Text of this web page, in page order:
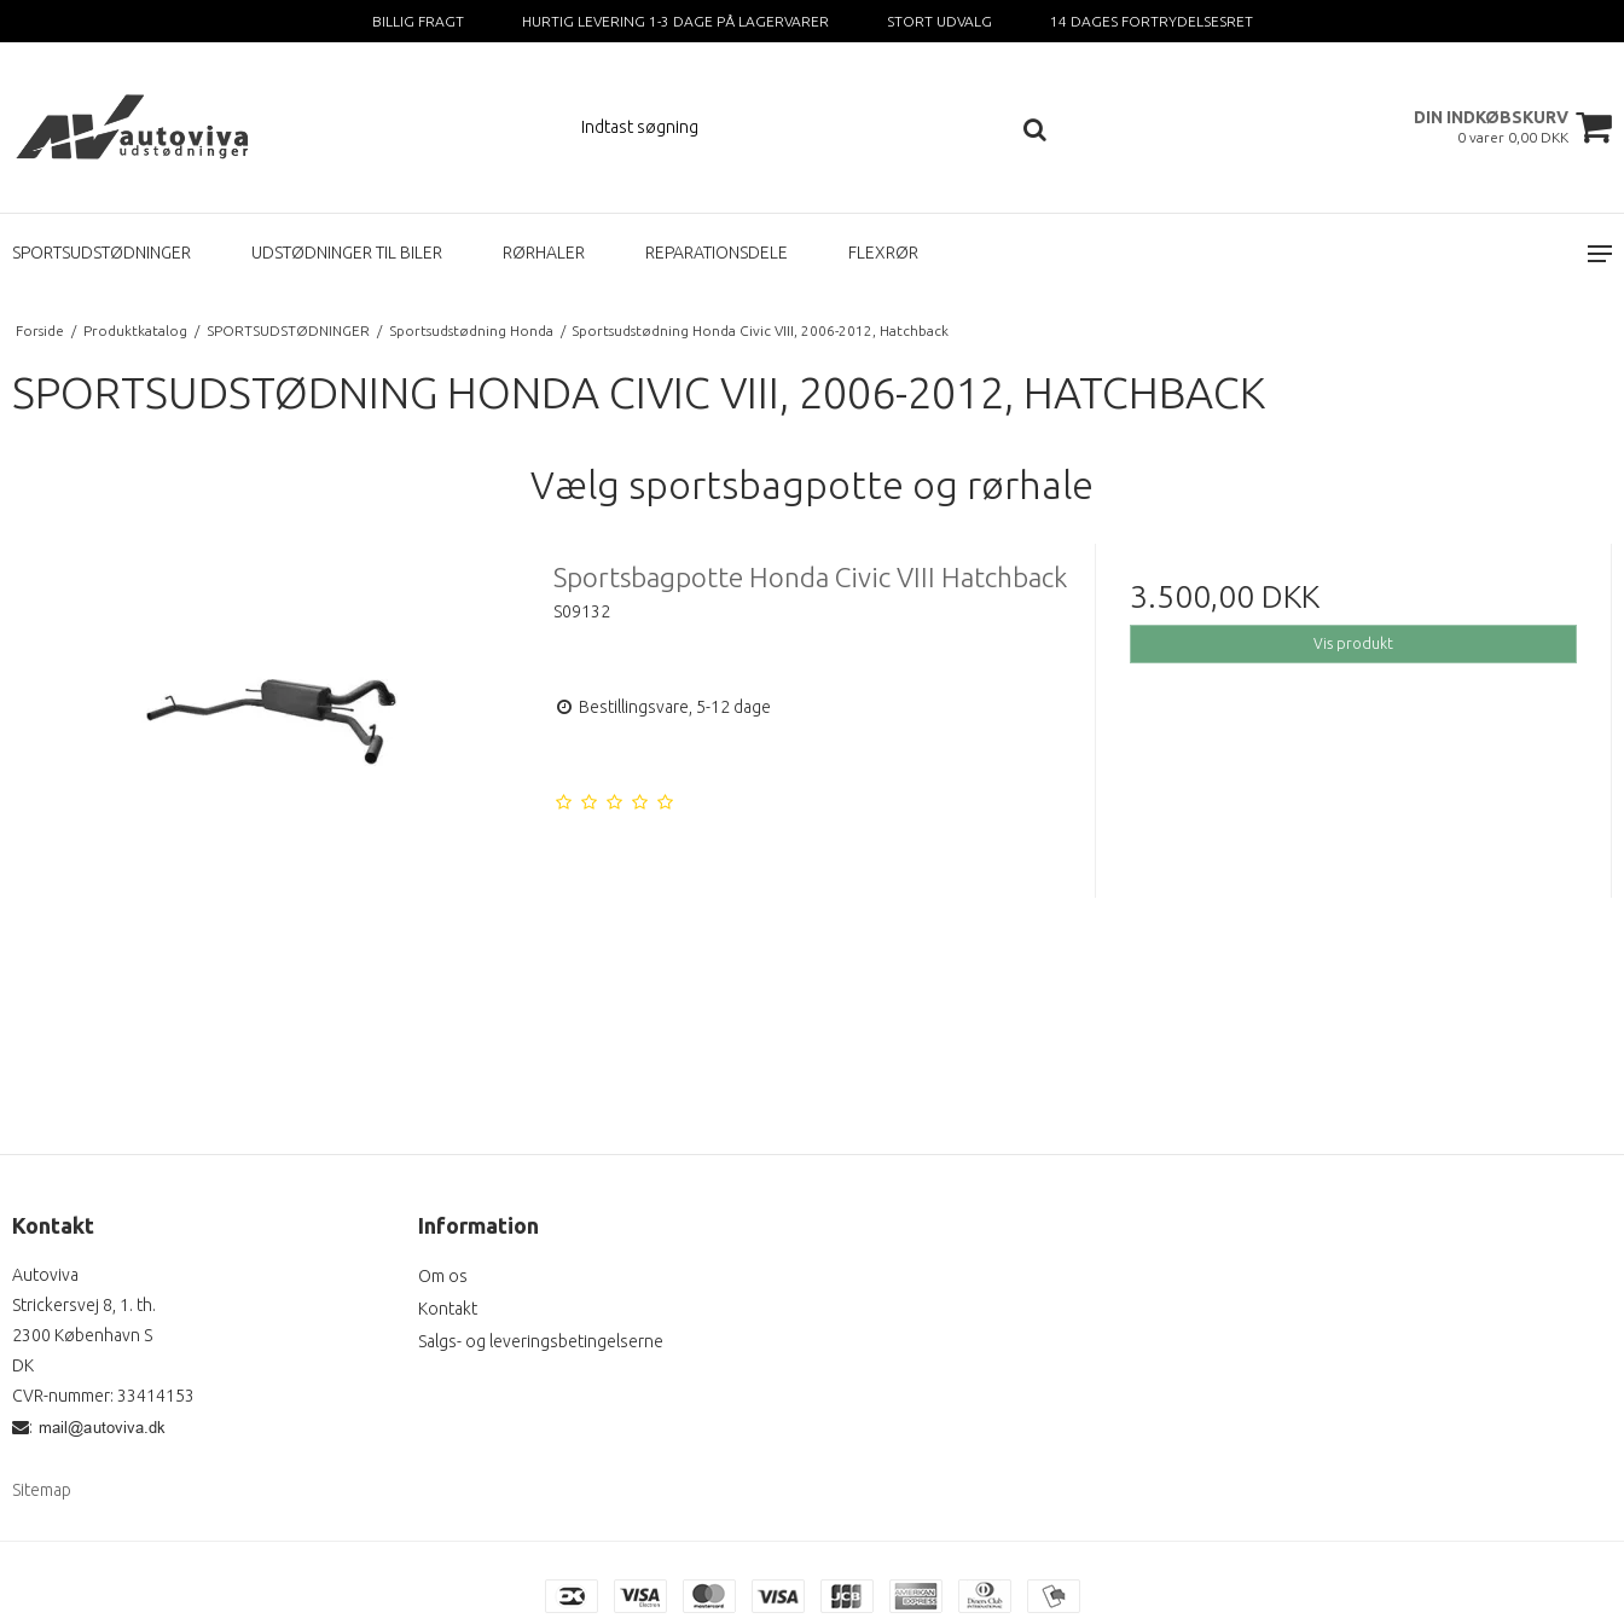
BILLIG FRAGT HURTIG LEVERING 1-3 DAGE PÅ LAGERVARER STORT UDVALG 14 DAGES FORTRYDELSESRET
DIN INDKØBSKURV
0 varer 0,00 DKK
SPORTSUDSTØDNINGER UDSTØDNINGER TIL BILER RØRHALER REPARATIONSDELE FLEXRØR
Forside / Produktkatalog / SPORTSUDSTØDNINGER / Sportsudstødning Honda / Sportsudstødning Honda Civic VIII, 2006-2012, Hatchback
SPORTSUDSTØDNING HONDA CIVIC VIII, 2006-2012, HATCHBACK
Vælg sportsbagpotte og rørhale
Sportsbagpotte Honda Civic VIII Hatchback
S09132
Bestillingsvare, 5-12 dage
3.500,00 DKK
Vis produkt
Kontakt
Autoviva
Strickersvej 8, 1. th.
2300 København S
DK
CVR-nummer: 33414153
:
Sitemap
Information
Om os
Kontakt
Salgs- og leveringsbetingelserne